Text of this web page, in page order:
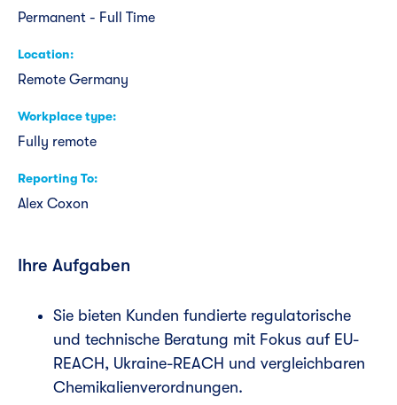
Permanent - Full Time
Location
Remote Germany
Workplace type
Fully remote
Reporting To
Alex Coxon
Ihre Aufgaben
Sie bieten Kunden fundierte regulatorische
und technische Beratung mit Fokus auf EU-
REACH, Ukraine-REACH und vergleichbaren
Chemikalienverordnungen.